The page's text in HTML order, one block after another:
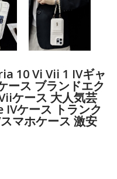
10 Vi Vii 1 IVギャ
ース ブランドエク
ケース 大人気芸
IVケース トランク
マホケース 激安